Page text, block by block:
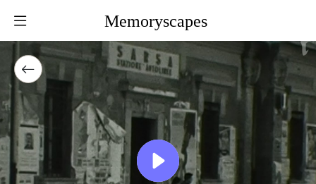
Memoryscapes